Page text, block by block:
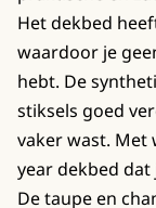
Het dekbed
waardoor je
hebt. De
stiksels goed
vaker wast. Met
year dekbed
De taupe en